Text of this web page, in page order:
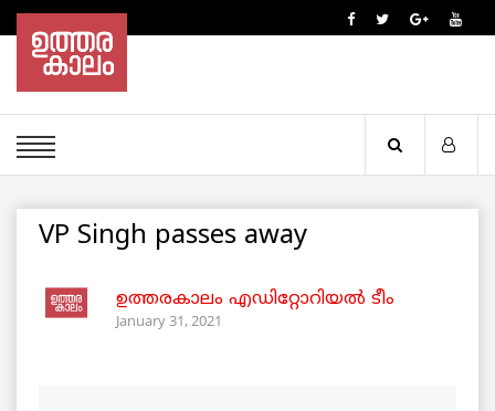
VP Singh passes away
ഉത്തരകാലം എഡിറ്റോറിയല്‍ ടീം
January 31, 2021